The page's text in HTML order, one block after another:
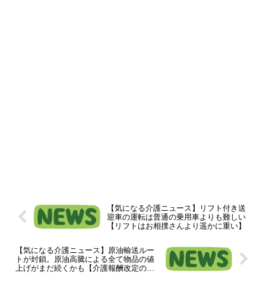
【気になる介護ニュース】リフト付き送
迎車の運転は普通の乗用車よりも難しい
【リフトはお相撲さんより遥かに重い】
【気になる介護ニュース】原油輸送ルー
トが封鎖。原油高騰による全て物品の値
上げがまだ続くかも【介護報酬改定の仕